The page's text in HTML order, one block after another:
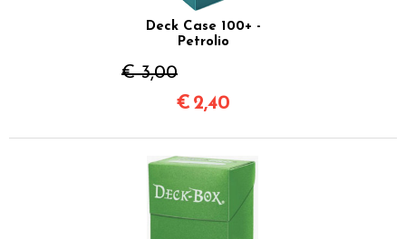
Deck Case 100+ -
Petrolio
€ 3,00
€ 2,40